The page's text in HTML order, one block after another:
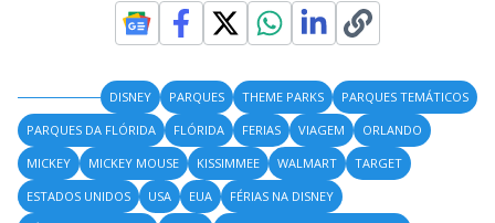
DISNEY PARQUES THEME PARKS
PARQUES TEMÁTICOS
PARQUES DA FLÓRIDA
FLÓRIDA FERIAS VIAGEM
ORLANDO
MICKEY
MICKEY MOUSE KISSIMMEE WALMART
TARGET
ESTADOS UNIDOS
USA EUA
FÉRIAS NA DISNEY